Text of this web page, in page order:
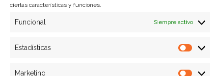
ciertas características y funciones.
Funcional Siempre activo
Estadísticas
Marketing
Politica de devoluciones